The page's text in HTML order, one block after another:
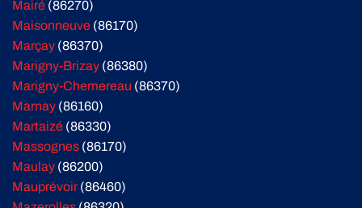
Mairé (86270)
Maisonneuve (86170)
Marçay (86370)
Marigny-Brizay (86380)
Marigny-Chemereau (86370)
Marnay (86160)
Martaizé (86330)
Massognes (86170)
Maulay (86200)
Mauprévoir(86460)